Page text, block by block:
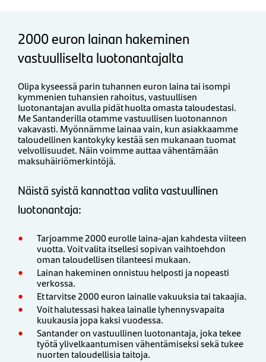
2000 euron lainan hakeminen
vastuulliselta luotonantajalta
Olipa kyseessä parin tuhannen euron laina tai isompi
kymmenien tuhansien rahoitus,vastuullisen
luotonantajan avulla pidät huolta omasta taloudestasi.
Me Santanderilla otamme vastuullisen luotonannon
vakavasti. Myönnämme lainaa vain, kun asiakkaamme
taloudellinen kantokyky kestää sen mukanaan tuomat
velvollisuudet. Näin voimme auttaa vähentämään
maksuhäiriömerkintöjä.
Näistä syistä kannattaa valita vastuullinen
luotonantaja:
Tarjoamme 2000 eurolle laina-ajan kahdesta viiteen
vuotta. Voit valita itsellesi sopivan vaihtoehdon
oman taloudellisen tilanteesi mukaan.
Lainan hakeminen onnistuu helposti ja nopeasti
verkossa.
Et tarvitse 2000 euron lainalle vakuuksia tai takaajia.
Voit halutessasi hakea lainalle lyhennysvapaita
kuukausia jopa kaksi vuodessa.
Santander on vastuullinen luotonantaja, joka tekee
työtä ylivelkaantumisen vähentämiseksi sekä tukee
nuorten taloudellisia taitoja.